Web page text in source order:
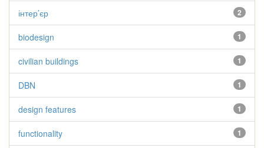
2
інтер’єр
1
biodesign
1
civilian buildings
1
DBN
1
design features
1
functionality